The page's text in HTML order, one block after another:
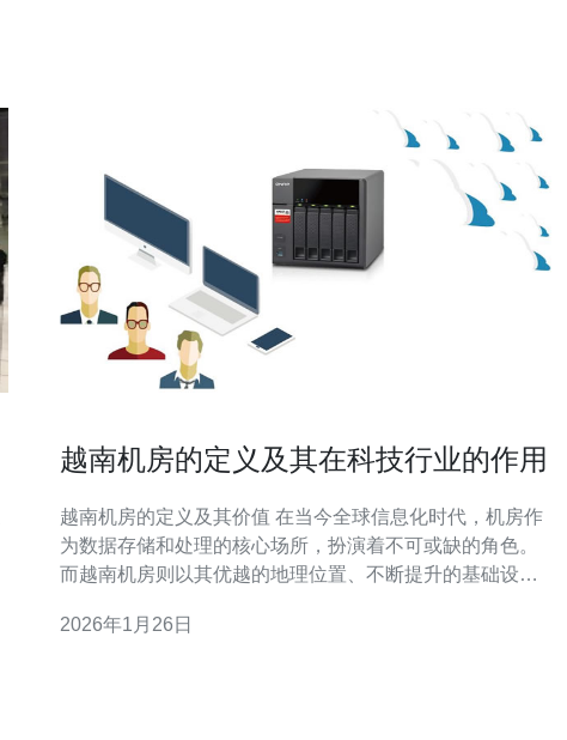
越南机房的定义及其在科技行业的作用
越南机房的定义及其价值 在当今全球信息化时代，机房作
为数据存储和处理的核心场所，扮演着不可或缺的角色。
而越南机房则以其优越的地理位置、不断提升的基础设施
其在科技行业中，越南机房不仅提供了高效、稳定的服
2026年1月26日